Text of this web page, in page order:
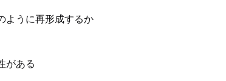
ように再形成するか
がある